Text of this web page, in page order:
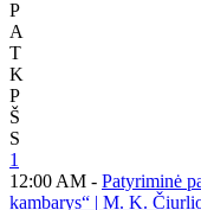
P
A
T
K
P
Š
S
1
12:00 AM - Patyriminė
kambarys“ | M. K.